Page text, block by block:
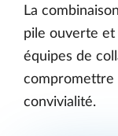
La
pile ouverte
équipes de
compromettre
convivialité.